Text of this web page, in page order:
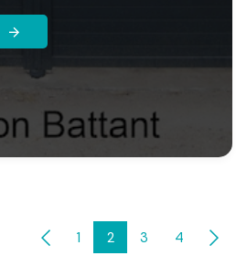
1 2 3 4